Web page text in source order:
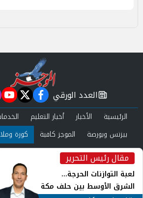
مقال رئيس التحرير
لعبة التوازنات الحرجة...
الشرق الأوسط بين حلف مكة
newspaper
العدد الورقي facebook
twitter
الرئيسية الأخبار أخبار التعليم
بيزنس وبورصة
الموجز كافية كورة
صحة وجمال
عرب وعالم حوادث ومحاكم
العدد الورقي
من نحن
سياسة الخصوصية